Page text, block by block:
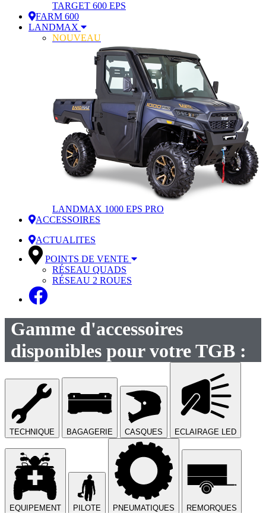
TARGET 600 EPS
FARM 600
LANDMAX
NOUVEAU
LANDMAX 1000 EPS PRO
ACCESSOIRES
ACTUALITES
POINTS DE VENTE
RÉSEAU QUADS
RÉSEAU 2 ROUES
Gamme d'accessoires
disponibles pour votre TGB :
TECHNIQUE BAGAGERIE CASQUES ECLAIRAGE LED
EQUIPEMENT PILOTE PNEUMATIQUES REMORQUES